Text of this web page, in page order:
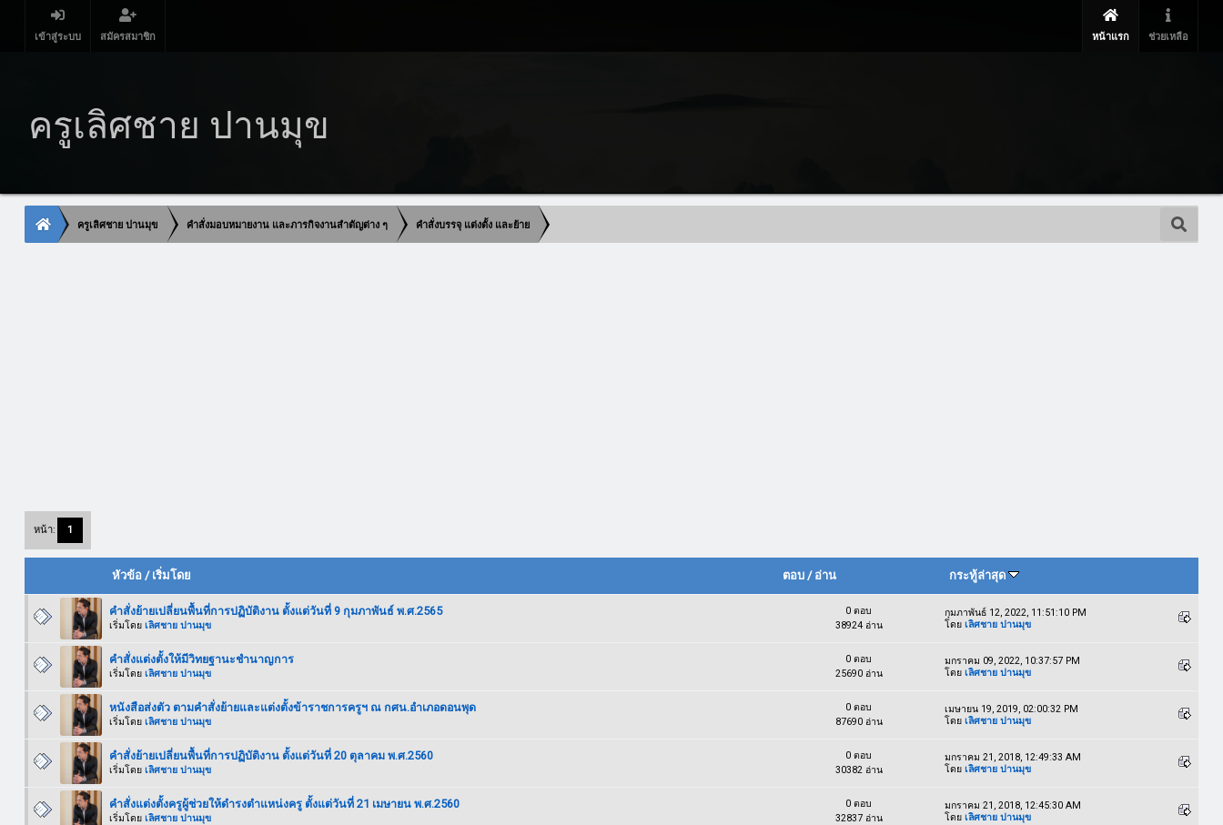
เข้าสู่ระบบ สมัครสมาชิก หน้าแรก ช่วยเหลือ
ครูเลิศชาย ปานมุข
ครูเลิศชาย ปานมุข คำสั่งมอบหมายงาน และภารกิจงานสำตัญต่าง ๆ คำสั่งบรรจุ แต่งตั้ง และย้าย
หน้า: 1
หัวข้อ / เริ่มโดย ตอบ/ อ่าน กระทู้ล่าสุด
คำสั่งย้ายเปลี่ยนพื้นที่การปฏิบัติงาน ตั้งแต่วันที่ 9 กุมภาพันธ์ พ.ศ.2565
เริ่มโดย เลิศชาย ปานมุข
0 ตอบ
38924 อ่าน
กุมภาพันธ์ 12, 2022, 11:51:10 PM
โดย เลิศชาย ปานมุข
คำสั่งแต่งตั้งให้มีวิทยฐานะชำนาญการ
เริ่มโดย เลิศชาย ปานมุข
0 ตอบ
25690 อ่าน
มกราคม 09, 2022, 10:37:57 PM
โดย เลิศชาย ปานมุข
หนังสือส่งตัว ตามคำสั่งย้ายและแต่งตั้งข้าราชการครูฯ ณ กศน.อำเภอดอนพุด
เริ่มโดย เลิศชาย ปานมุข
0 ตอบ
87690 อ่าน
เมษายน 19, 2019, 02:00:32 PM
โดย เลิศชาย ปานมุข
คำสั่งย้ายเปลี่ยนพื้นที่การปฏิบัติงาน ตั้งแต่วันที่ 20 ตุลาคม พ.ศ.2560
เริ่มโดย เลิศชาย ปานมุข
0 ตอบ
30382 อ่าน
มกราคม 21, 2018, 12:49:33 AM
โดย เลิศชาย ปานมุข
คำสั่งแต่งตั้งครูผู้ช่วยให้ดำรงตำแหน่งครู ตั้งแต่วันที่ 21 เมษายน พ.ศ.2560
เริ่มโดย เลิศชาย ปานมุข
0 ตอบ
32837 อ่าน
มกราคม 21, 2018, 12:45:30 AM
โดย เลิศชาย ปานมุข